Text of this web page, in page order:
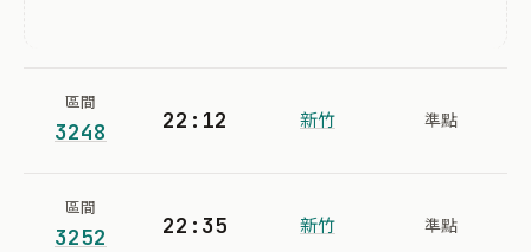
區間
3248 22:12 新竹 準點
區間
3252 22:35 新竹 準點